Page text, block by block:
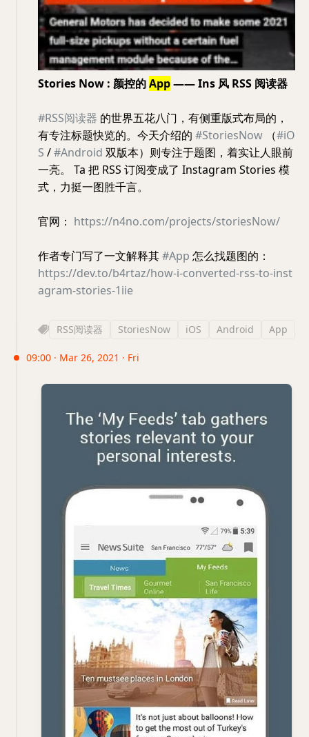
Stories Now : 颜控的App—— Ins 风 RSS 阅读器
#RSS阅读器 的世界五花八门，有侧重版式布局的，
有专注标题快览的。今天介绍的 #StoriesNow （#iO
S /#Android 双版本）则专注于题图，着实让人眼前
一亮。 Ta 把 RSS 订阅变成了 Instagram Stories 模
式，力挺一图胜千言。
官网： https://n4no.com/projects/storiesNow/
作者专门写了一文解释其#App 怎么找题图的：
https://dev.to/b4rtaz/how-i-converted-rss-to-inst
agram-stories-1iie
RSS阅读器 StoriesNow iOS Android App
09:00 · Mar 26, 2021 · Fri